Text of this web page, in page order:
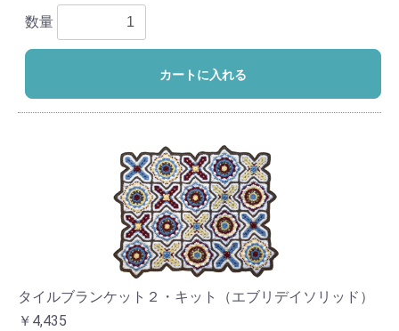
数量
カートに入れる
タイルブランケット２・キット（エブリデイソリッド）
￥4,435